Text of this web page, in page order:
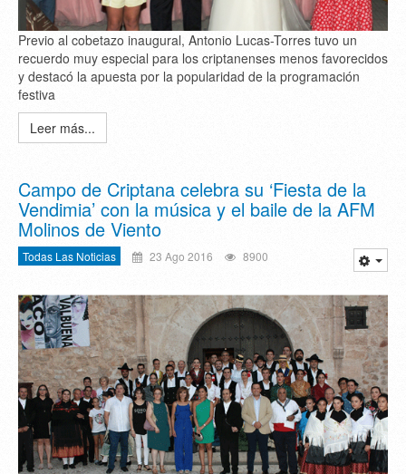
Previo al cobetazo inaugural, Antonio Lucas-Torres tuvo un
recuerdo muy especial para los criptanenses menos favorecidos
y destacó la apuesta por la popularidad de la programación
festiva
Leer más...
Campo de Criptana celebra su ‘Fiesta de la
Vendimia’ con la música y el baile de la AFM
Molinos de Viento
Todas Las Noticias 23 Ago 2016 8900